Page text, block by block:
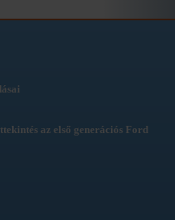
az első generációs Ford